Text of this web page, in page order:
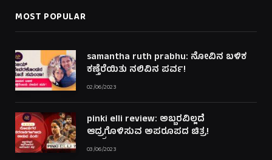
MOST POPULAR
samantha ruth prabhu: ನೋವಿನ ಬಳಿಕ
ಕಣ್ತೆರೆಯಿತು ನಲಿವಿನ ಪರ್ವ!
02/06/2023
pinki elli review: ಅಬ್ಬರವಿಲ್ಲದೆ
ಆದ್ರ್ರಗೊಳಿಸುವ ಅಪರೂಪದ ಚಿತ್ರ!
03/06/2023